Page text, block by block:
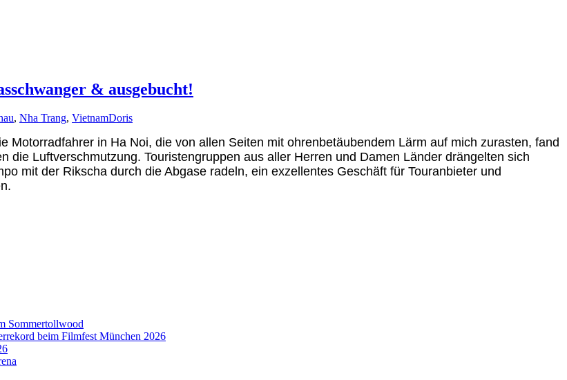
& ausgebucht!
, Nha Trang, VietnamDoris
Motorradfahrer in Ha Noi, die von allen Seiten mit ohrenbetäubendem Lärm auf mich zurasten, fand
die Luftverschmutzung. Touristengruppen aus aller Herren und Damen Länder drängelten sich
mit der Rikscha durch die Abgase radeln, ein exzellentes Geschäft für Touranbieter und
Sommertollwood
beim Filmfest München 2026